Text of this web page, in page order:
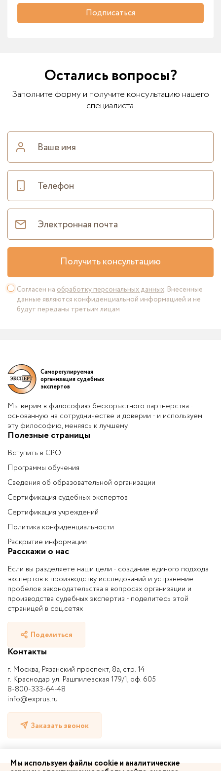
Подписаться
Остались вопросы?
Заполните форму и получите консультацию нашего
специалиста.
Получить консультацию
Согласен на обработку персональных данных. Внесенные
данные являются конфиденциальной информацией и не
будут переданы третьим лицам
Саморегулируемая
организация судебных
экспертов
Мы верим в философию бескорыстного партнерства -
основанную на сотрудничестве и доверии - и используем
эту философию, меняясь к лучшему
Полезные страницы
Вступить в СРО
Программы обучения
Сведения об образовательной организации
Сертификация судебных экспертов
Сертификация учреждений
Политика конфиденциальности
Раскрытие информации
Расскажи о нас
Если вы разделяете наши цели - создание единого подхода
экспертов к производству исследований и устранение
пробелов законодательства в вопросах организации и
производства судебных экспертиз - поделитесь этой
страницей в соц.сетях
Поделиться
Контакты
г. Москва, Рязанский проспект, 8а, стр. 14
г. Краснодар ул. Рашпилевская 179/1, оф. 605
8-800-333-64-48
info@exprus.ru
Заказать звонок
Мы используем файлы cookie и аналитические